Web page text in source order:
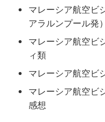
マレーシア航空ビ
アラルンプール発）
マレーシア航空ビ
ィ類
マレーシア航空ビ
マレーシア航空ビ
感想